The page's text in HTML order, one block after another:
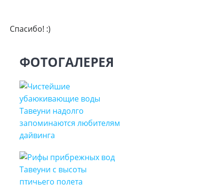
Спасибо! :)
ФОТОГАЛЕРЕЯ